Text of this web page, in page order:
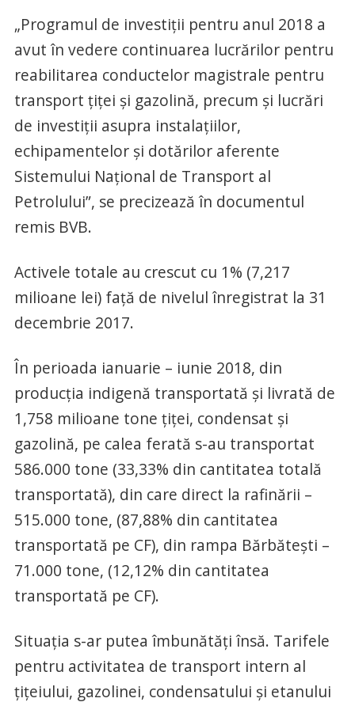
„Programul de investiţii pentru anul 2018 a
avut în vedere continuarea lucrărilor pentru
reabilitarea conductelor magistrale pentru
transport ţiţei şi gazolină, precum şi lucrări
de investiţii asupra instalaţiilor,
echipamentelor şi dotărilor aferente
Sistemului Naţional de Transport al
Petrolului”, se precizează în documentul
remis BVB.
Activele totale au crescut cu 1% (7,217
milioane lei) faţă de nivelul înregistrat la 31
decembrie 2017.
În perioada ianuarie – iunie 2018, din
producţia indigenă transportată şi livrată de
1,758 milioane tone ţiţei, condensat şi
gazolină, pe calea ferată s-au transportat
586.000 tone (33,33% din cantitatea totală
transportată), din care direct la rafinării –
515.000 tone, (87,88% din cantitatea
transportată pe CF), din rampa Bărbăteşti –
71.000 tone, (12,12% din cantitatea
transportată pe CF).
Situaţia s-ar putea îmbunătăţi însă. Tarifele
pentru activitatea de transport intern al
ţiţeiului, gazolinei, condensatului şi etanului